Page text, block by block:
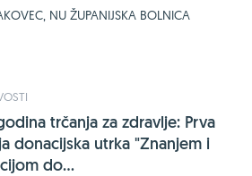
NU ŽUPANIJSKA BOLNICA
trčanja za zdravlje: Prva
donacijska utrka "Znanjem i
do...